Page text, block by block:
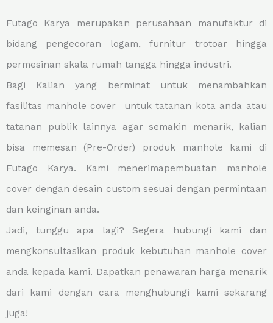
Futago Karya merupakan perusahaan manufaktur di
bidang pengecoran logam, furnitur trotoar hingga
permesinan skala rumah tangga hingga industri.
Bagi Kalian yang berminat untuk menambahkan
fasilitas manhole cover untuk tatanan kota anda atau
tatanan publik lainnya agar semakin menarik, kalian
bisa memesan (Pre-Order) produk manhole kami di
Futago Karya. Kami menerimapembuatan manhole
cover dengan desain custom sesuai dengan permintaan
dan keinginan anda.
Jadi, tunggu apa lagi? Segera hubungi kami dan
mengkonsultasikan produk kebutuhan manhole cover
anda kepada kami. Dapatkan penawaran harga menarik
dari kami dengan cara menghubungi kami sekarang
juga!